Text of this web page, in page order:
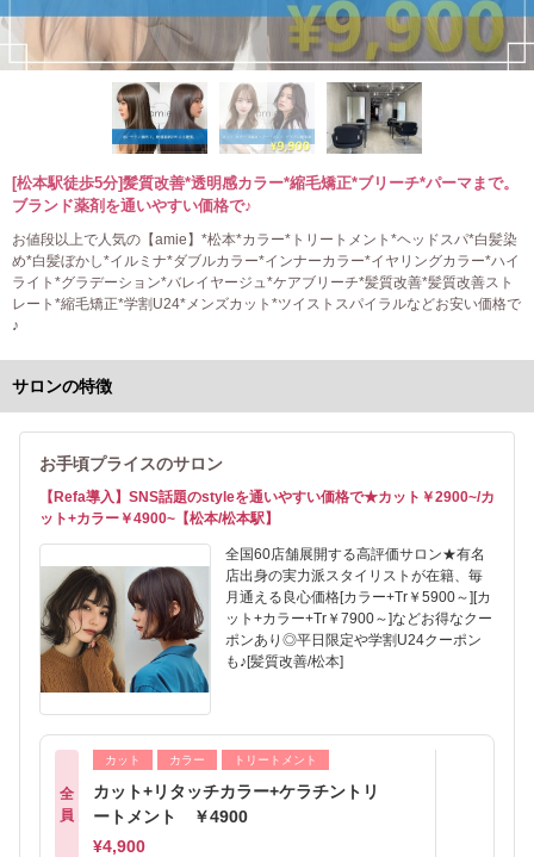
[松本駅徒歩5分]髪質改善*透明感カラー*縮毛矯正*ブリーチ*パーマまで。
ブランド薬剤を通いやすい価格で♪
お値段以上で人気の【amie】*松本*カラー*トリートメント*ヘッドスパ*白髪染
め*白髪ぼかし*イルミナ*ダブルカラー*インナーカラー*イヤリングカラー*ハイ
ライト*グラデーション*バレイヤージュ*ケアブリーチ*髪質改善*髪質改善スト
レート*縮毛矯正*学割U24*メンズカット*ツイストスパイラルなどお安い価格で
♪
サロンの特徴
お手頃プライスのサロン
【Refa導入】SNS話題のstyleを通いやすい価格で★カット￥2900~/カ
ット+カラー￥4900~【松本/松本駅】
全国60店舗展開する高評価サロン★有名
店出身の実力派スタイリストが在籍、毎
月通える良心価格[カラー+Tr￥5900～][カ
ット+カラー+Tr￥7900～]などお得なクー
ポンあり◎平日限定や学割U24クーポン
も♪[髪質改善/松本]
全
員
カット カラー トリートメント
カット+リタッチカラー+ケラチントリ
ートメント ￥4900
¥4,900